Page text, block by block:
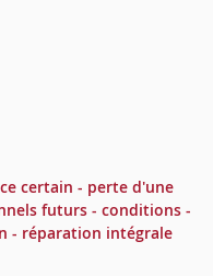
certain - perte d'une
futurs - conditions -
- réparation intégrale